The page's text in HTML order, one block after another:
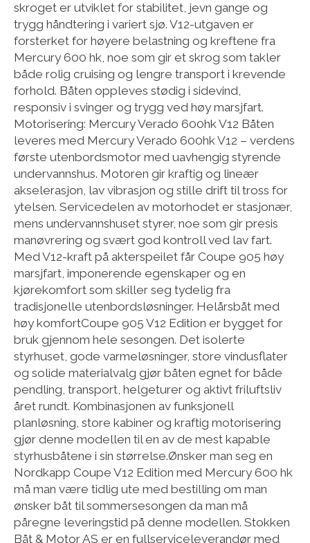
skroget er utviklet for stabilitet, jevn gange og
trygg håndtering i variert sjø. V12-utgaven er
forsterket for høyere belastning og kreftene fra
Mercury 600 hk, noe som gir et skrog som takler
både rolig cruising og lengre transport i krevende
forhold. Båten oppleves stødig i sidevind,
responsiv i svinger og trygg ved høy marsjfart.
Motorisering: Mercury Verado 600hk V12 Båten
leveres med Mercury Verado 600hk V12 – verdens
første utenbordsmotor med uavhengig styrende
undervannshus. Motoren gir kraftig og lineær
akselerasjon, lav vibrasjon og stille drift til tross for
ytelsen. Servicedelen av motorhodet er stasjonær,
mens undervannshuset styrer, noe som gir presis
manøvrering og svært god kontroll ved lav fart.
Med V12-kraft på akterspeilet får Coupe 905 høy
marsjfart, imponerende egenskaper og en
kjørekomfort som skiller seg tydelig fra
tradisjonelle utenbordsløsninger. Helårsbåt med
høy komfortCoupe 905 V12 Edition er bygget for
bruk gjennom hele sesongen. Det isolerte
styrhuset, gode varmeløsninger, store vindusflater
og solide materialvalg gjør båten egnet for både
pendling, transport, helgeturer og aktivt friluftsliv
året rundt. Kombinasjonen av funksjonell
planløsning, store kabiner og kraftig motorisering
gjør denne modellen til en av de mest kapable
styrhusbåtene i sin størrelse.Ønsker man seg en
Nordkapp Coupe V12 Edition med Mercury 600 hk
må man være tidlig ute med bestilling om man
ønsker båt til sommersesongen da man må
påregne leveringstid på denne modellen. Stokken
Båt & Motor AS er en fullserviceleverandør med